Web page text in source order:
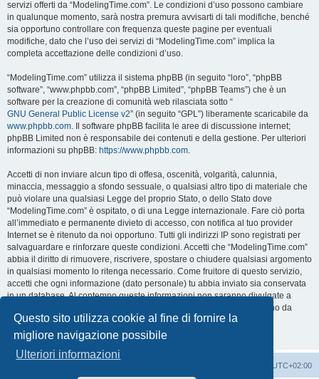
Questo sito utilizza cookie al fine di fornire la
migliore navigazione possibile
Ulteriori informazioni
servizi offerti da “ModelingTime.com”. Le condizioni d’uso possono cambiare
in qualunque momento, sarà nostra premura avvisarti di tali modifiche, benché
sia opportuno controllare con frequenza queste pagine per eventuali
modifiche, dato che l’uso dei servizi di “ModelingTime.com” implica la
completa accettazione delle condizioni d’uso.
“ModelingTime.com” utilizza il sistema phpBB (in seguito “loro”, “phpBB
software”, “www.phpbb.com”, “phpBB Limited”, “phpBB Teams”) che è un
software per la creazione di comunità web rilasciata sotto “
GNU General Public License v2” (in seguito “GPL”) liberamente scaricabile da
www.phpbb.com. Il software phpBB facilita le aree di discussione internet;
phpBB Limited non è responsabile dei contenuti e della gestione. Per ulteriori
informazioni su phpBB: https://www.phpbb.com.
Accetti di non inviare alcun tipo di offesa, oscenità, volgarità, calunnia,
minaccia, messaggio a sfondo sessuale, o qualsiasi altro tipo di materiale che
può violare una qualsiasi Legge del proprio Stato, o dello Stato dove
“ModelingTime.com” è ospitato, o di una Legge internazionale. Fare ciò porta
all’immediato e permanente divieto di accesso, con notifica al tuo provider
Internet se è ritenuto da noi opportuno. Tutti gli indirizzi IP sono registrati per
salvaguardare e rinforzare queste condizioni. Accetti che “ModelingTime.com”
abbia il diritto di rimuovere, riscrivere, spostare o chiudere qualsiasi argomento
in qualsiasi momento lo ritenga necessario. Come fruitore di questo servizio,
accetti che ogni informazione (dato personale) tu abbia inviato sia conservata
in un database. Al contempo queste informazioni non saranno divulgate a
nessuno senza il tuo consenso, né “ModelingTime.com” o phpBB sono da
ritenersi responsabili per qualsiasi violazione al sistema che possa
compromettere queste informazioni.
UTC+02:00